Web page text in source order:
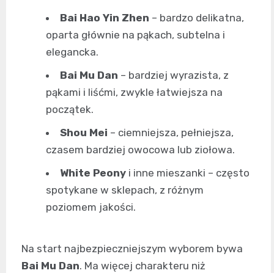
Bai Hao Yin Zhen – bardzo delikatna,
oparta głównie na pąkach, subtelna i
elegancka.
Bai Mu Dan – bardziej wyrazista, z
pąkami i liśćmi, zwykle łatwiejsza na
początek.
Shou Mei – ciemniejsza, pełniejsza,
czasem bardziej owocowa lub ziołowa.
White Peony i inne mieszanki – często
spotykane w sklepach, z różnym
poziomem jakości.
Na start najbezpieczniejszym wyborem bywa
Bai Mu Dan. Ma więcej charakteru niż